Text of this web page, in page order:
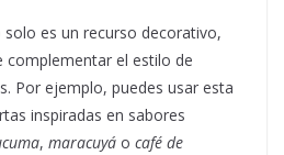
es un recurso decorativo,
complementar el estilo de
Por ejemplo, puedes usar esta
inspiradas en sabores
, maracuyá o café de